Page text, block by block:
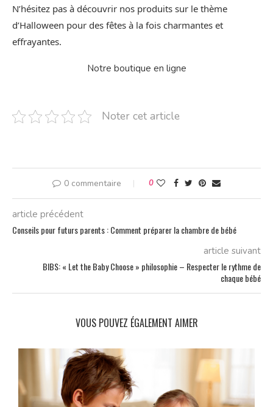
N’hésitez pas à découvrir nos produits sur le thème
d’Halloween pour des fêtes à la fois charmantes et
effrayantes.
Notre boutique en ligne
Noter cet article
0 commentaire 0
article précédent
Conseils pour futurs parents : Comment préparer la chambre de bébé
article suivant
BIBS: « Let the Baby Choose » philosophie – Respecter le rythme de
chaque bébé
VOUS POUVEZ ÉGALEMENT AIMER